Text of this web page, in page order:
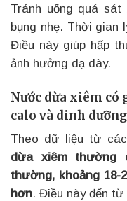
Tránh uống quá
bụng nhẹ. Thời gian
Điều này giúp hấp
ảnh hưởng dạ dày.
Nước dừa xiêm có
calo và dinh
Theo dữ liệu từ
dừa xiêm thường
thường, khoảng
hơn. Điều này đến